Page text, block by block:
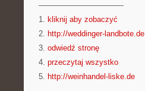
———————————
1. kliknij aby zobaczyć
2. http://weddinger-landbote.de
3. odwiedź stronę
4. przeczytaj wszystko
5. http://weinhandel-liske.de